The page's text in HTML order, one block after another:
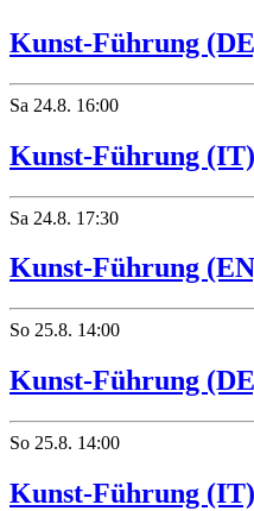
Kunst-Führung
Sa 24.8. 16:00
Kunst-Führung (IT)
Sa 24.8. 17:30
Kunst-Führung
So 25.8. 14:00
Kunst-Führung
So 25.8. 14:00
Kunst-Führung (IT)